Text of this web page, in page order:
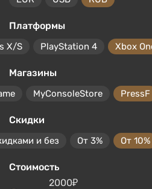
Платформы
X/S PlayStation 4 Xbox
Магазины
MyConsoleStore PressF
Скидки
и без От 3% От 10%
Стоимость
2000₽